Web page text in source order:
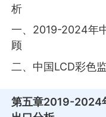
析
一、2019-2024年
顾
二、中国LCD彩色
第五章2019-2024